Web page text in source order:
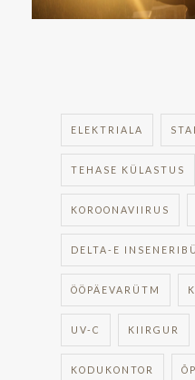
ELEKTRIALA
TEHASE KÜLASTUS
KOROONAVIIRUS
DELTA-E
ÖÖPÄEVARÜTM
UV-C KIIRGUR
KODUKONTOR